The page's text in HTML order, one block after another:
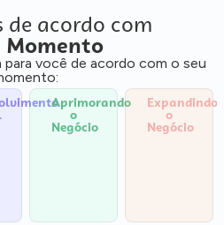
de acordo com
Momento
para você de acordo com o seu
Aprimorando
o
Negócio
Expandindo
o
Negócio